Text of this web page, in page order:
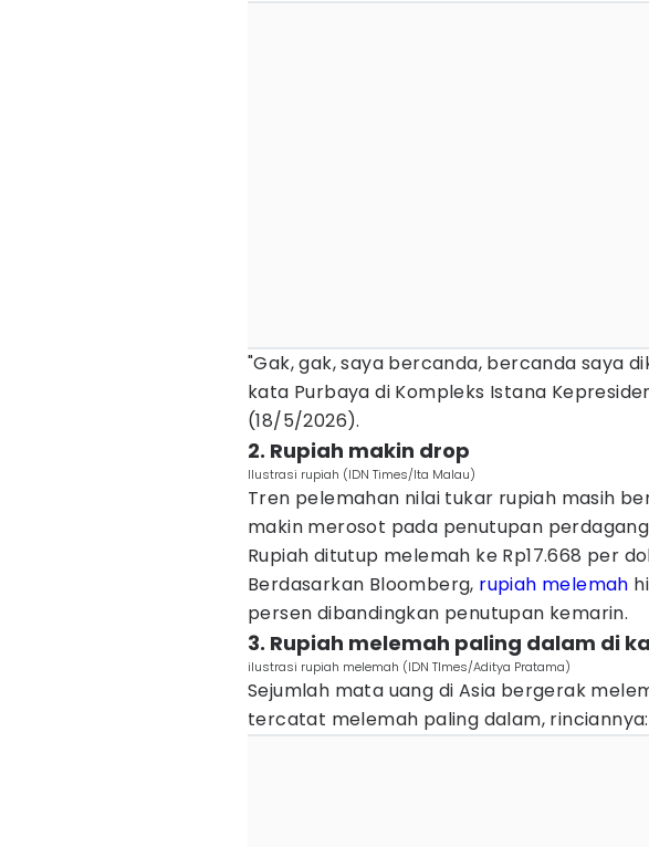
"Gak, gak, saya bercanda, bercanda saya
kata Purbaya di Kompleks Istana
(18/5/2026).
2. Rupiah makin drop
Ilustrasi rupiah (IDN Times/Ita Malau)
Tren pelemahan nilai tukar rupiah masih
makin merosot pada penutupan
Rupiah ditutup melemah ke Rp17.668 per
Berdasarkan Bloomberg, rupiah melemah
persen dibandingkan penutupan kemarin.
3. Rupiah melemah paling dalam di
ilustrasi rupiah melemah (IDN TImes/Aditya Pratama)
Sejumlah mata uang di Asia bergerak
tercatat melemah paling dalam, rinciannya: